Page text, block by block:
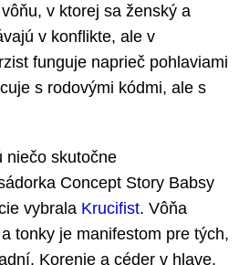
v ktorej sa ženský a
v konflikte, ale v
funguje naprieč pohlaviami
s rodovými kódmi, ale s
niečo skutočne
Concept Story Babsy
vybrala Krucifist. Vôňa
tonky je manifestom pre tých,
Korenie a céder v hlave,